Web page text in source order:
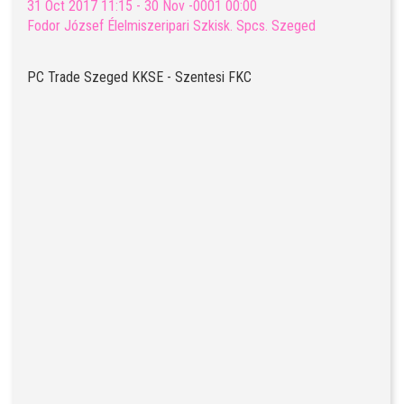
31 Oct 2017 11:15 - 30 Nov -0001 00:00
Fodor József Élelmiszeripari Szkisk. Spcs. Szeged
PC Trade Szeged KKSE - Szentesi FKC